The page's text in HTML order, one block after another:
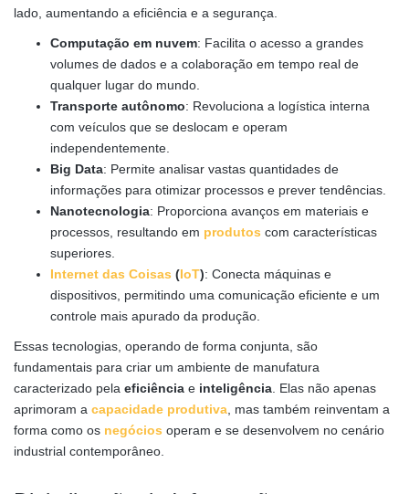
lado, aumentando a eficiência e a segurança.
Computação em nuvem: Facilita o acesso a grandes
volumes de dados e a colaboração em tempo real de
qualquer lugar do mundo.
Transporte autônomo: Revoluciona a logística interna
com veículos que se deslocam e operam
independentemente.
Big Data: Permite analisar vastas quantidades de
informações para otimizar processos e prever tendências.
Nanotecnologia: Proporciona avanços em materiais e
processos, resultando em produtos com características
superiores.
Internet das Coisas (IoT): Conecta máquinas e
dispositivos, permitindo uma comunicação eficiente e um
controle mais apurado da produção.
Essas tecnologias, operando de forma conjunta, são
fundamentais para criar um ambiente de manufatura
caracterizado pela eficiência e inteligência . Elas não apenas
aprimoram a capacidade produtiva , mas também reinventam a
forma como os negócios operam e se desenvolvem no cenário
industrial contemporâneo.